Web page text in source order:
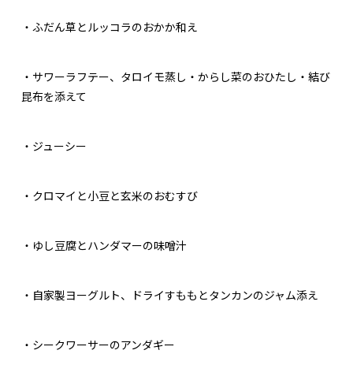
・ふだん草とルッコラのおかか和え
・サワーラフテー、タロイモ蒸し・からし菜のおひたし・結び
昆布を添えて
・ジューシー
・クロマイと小豆と玄米のおむすび
・ゆし豆腐とハンダマーの味噌汁
・自家製ヨーグルト、ドライすももとタンカンのジャム添え
・シークワーサーのアンダギー